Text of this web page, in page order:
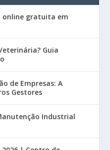
online gratuita em
Guia
de Empresas: A
Gestores
Industrial